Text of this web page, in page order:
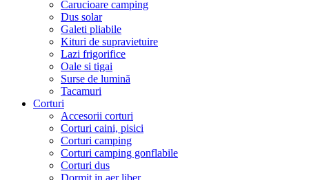
Carucioare camping
Dus solar
Galeti pliabile
Kituri de supravietuire
Lazi frigorifice
Oale si tigai
Surse de lumină
Tacamuri
Corturi
Accesorii corturi
Corturi caini, pisici
Corturi camping
Corturi camping gonflabile
Corturi dus
Dormit in aer liber